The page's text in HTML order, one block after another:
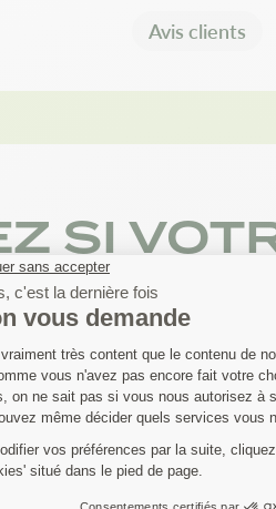
Avis clients
SI
votre machine ne figure pas dans